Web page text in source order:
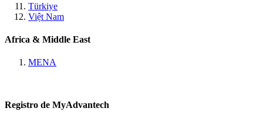
Türkiye
Việt Nam
Africa & Middle East
MENA
Registro de MyAdvantech